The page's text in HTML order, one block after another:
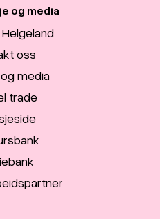
og media
oss
media
trade